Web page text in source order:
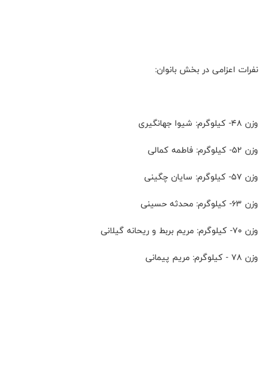
نفرات اعزامی در بخش بانوان:
وزن 48- کیلوگرم: شیوا جهانگیری
وزن 52- کیلوگرم: فاطمه کمالی
وزن 57- کیلوگرم: سایان چگینی
وزن 63- کیلوگرم: محدثه حسینی
وزن 70- کیلوگرم: مریم بربط و ریحانه گیلانی
وزن 78 - کیلوگرم: مریم پیمانی